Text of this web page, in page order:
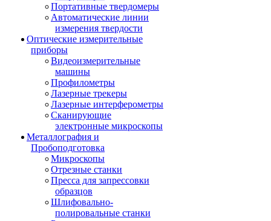
Портативные твердомеры
Автоматические линии
измерения твердости
Оптические измерительные
приборы
Видеоизмерительные
машины
Профилометры
Лазерные трекеры
Лазерные интерферометры
Сканирующие
электронные микроскопы
Металлография и
Пробоподготовка
Микроскопы
Отрезные станки
Пресса для запрессовки
образцов
Шлифовально-
полировальные станки